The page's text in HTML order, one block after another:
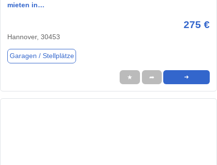
mieten in…
275 €
Hannover, 30453
Garagen / Stellplätze
★ ➦ ➜